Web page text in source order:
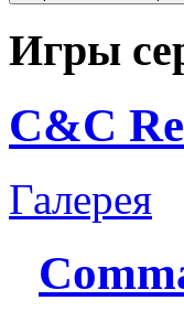
Игры
C&C
Галерея